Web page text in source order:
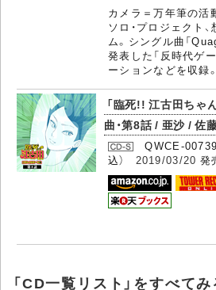
カメラ＝万年筆の活
ソロ・プロジェクト
ム。シングル曲「
発表した「反時代ゲ
ーションなどを収録
「臨死!! 江古田ちゃ
曲・第8話 / 亜沙 / 佐
QWCE-
込） 2019/03/20 発
「CD一覧リスト」をすべて